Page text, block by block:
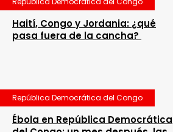
Haití, Congo y Jordania: ¿qué
pasa fuera de la cancha?
República Democrática del Congo
Ébola en República Democrática